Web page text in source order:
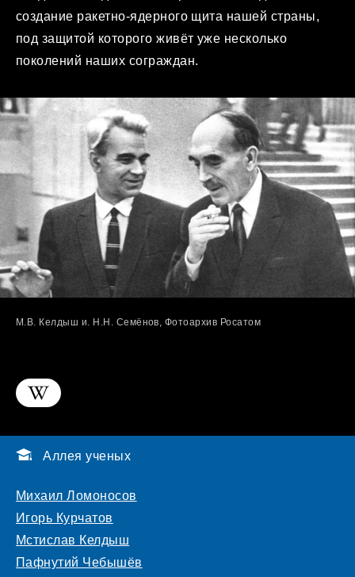
создание ракетно-ядерного щита нашей страны,
под защитой которого живёт уже несколько
поколений наших сограждан.
М.В. Келдыш и. Н.Н. Семёнов, Фотоархив Росатом
Аллея ученых
Михаил Ломоносов
Игорь Курчатов
Мстислав Келдыш
Пафнутий Чебышёв